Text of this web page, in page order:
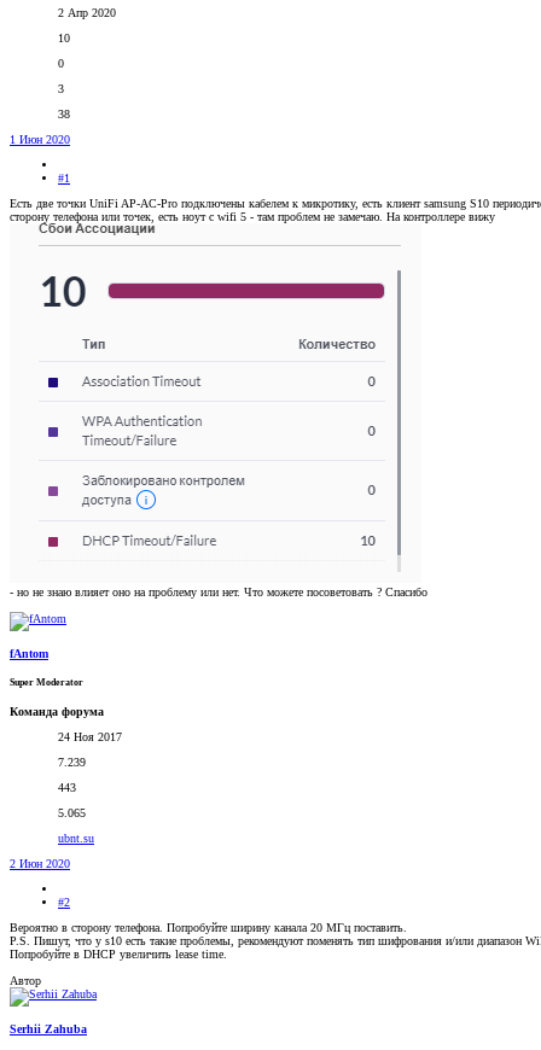
2 Апр 2020
10
0
3
38
1 Июн 2020
#1
Есть две точки UniFi AP-AC-Pro подключены кабелем к микротику, есть клиент samsung S10
сторону телефона или точек, есть ноут с wifi 5 - там проблем не замечаю. На контроллере вижу
- но не знаю влияет оно на проблему или нет. Что можете посоветовать ? Спасибо
fAntom
Super Moderator
Команда форума
24 Ноя 2017
7.239
443
5.065
ubnt.su
2 Июн 2020
#2
Вероятно в сторону телефона. Попробуйте ширину канала 20 МГц поставить.
P.S. Пишут, что у s10 есть такие проблемы, рекомендуют поменять тип шифрования и/или диапазон
Попробуйте в DHCP увеличить lease time.
Автор
Serhii Zahuba